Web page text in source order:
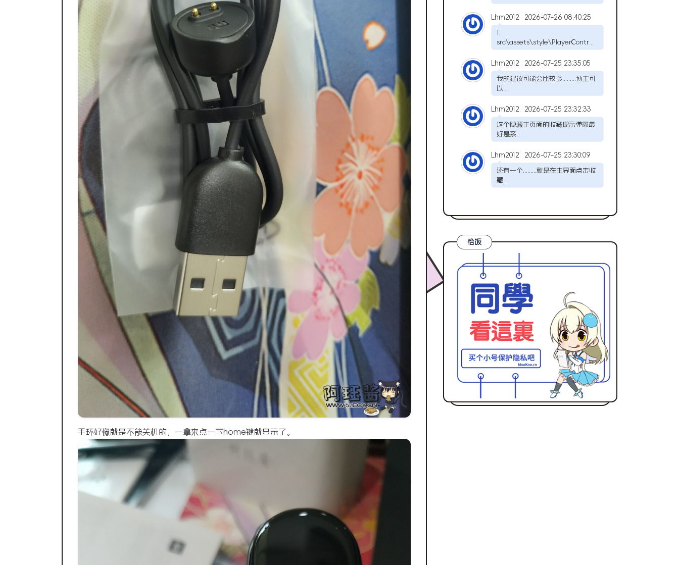
手环好像就是不能关机的，一拿来点一下home键就显示了。
Lhm2012 2026-07-26 08:40:25
1.
src\assets\style\PlayerContr...
Lhm2012 2026-07-25 23:35:05
我的建议可能会比较多.........博主可
以...
Lhm2012 2026-07-25 23:32:33
这个隐藏主页面的收藏提示弹窗最
好是系...
Lhm2012 2026-07-25 23:30:09
还有一个.........就是在主界面点击收
藏...
恰饭